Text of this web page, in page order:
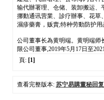
输代辦署理、仓储、装卸搬运、
挪動通讯营業、診疗辦事、花草
濕疹藥膏，贩賣;特种劳動防护
公司董事长為黄明端。黄明端师
限公司董事,2019年5月17日至
頁: [1]
查看完整版本: 苏宁易購董秘回